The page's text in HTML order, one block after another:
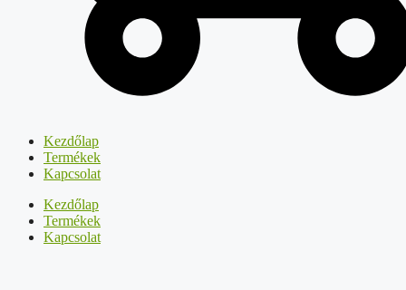
Kezdőlap
Termékek
Kapcsolat
Kezdőlap
Termékek
Kapcsolat